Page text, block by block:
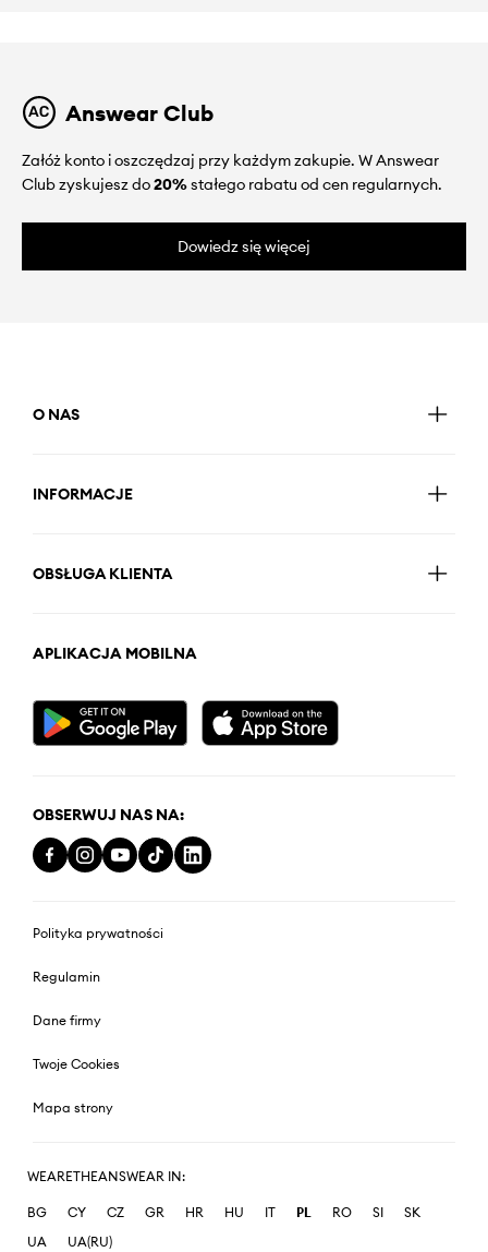
Answear Club
Załóż konto i oszczędzaj przy każdym zakupie. W Answear
Club zyskujesz do20%stałego rabatu od cen regularnych.
Dowiedz się więcej
O NAS
INFORMACJE
OBSŁUGA KLIENTA
APLIKACJA MOBILNA
OBSERWUJ NAS NA:
Polityka prywatności
Regulamin
Dane firmy
Twoje Cookies
Mapa strony
WEARETHEANSWEAR IN:
BG CY CZ GR HR HU IT PL RO SI
SK
UA
UA(RU)